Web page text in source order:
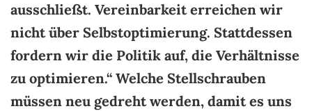
ausschließt. Vereinbarkeit erreichen wir
nicht über Selbstoptimierung. Stattdessen
fordern wir die Politik auf, die Verhältnisse
zu optimieren.“ Welche Stellschrauben
müssen neu gedreht werden, damit es uns